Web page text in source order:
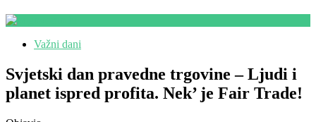
Važni dani
Svjetski dan pravedne trgovine – Ljudi i
planet ispred profita. Nek’ je Fair Trade!